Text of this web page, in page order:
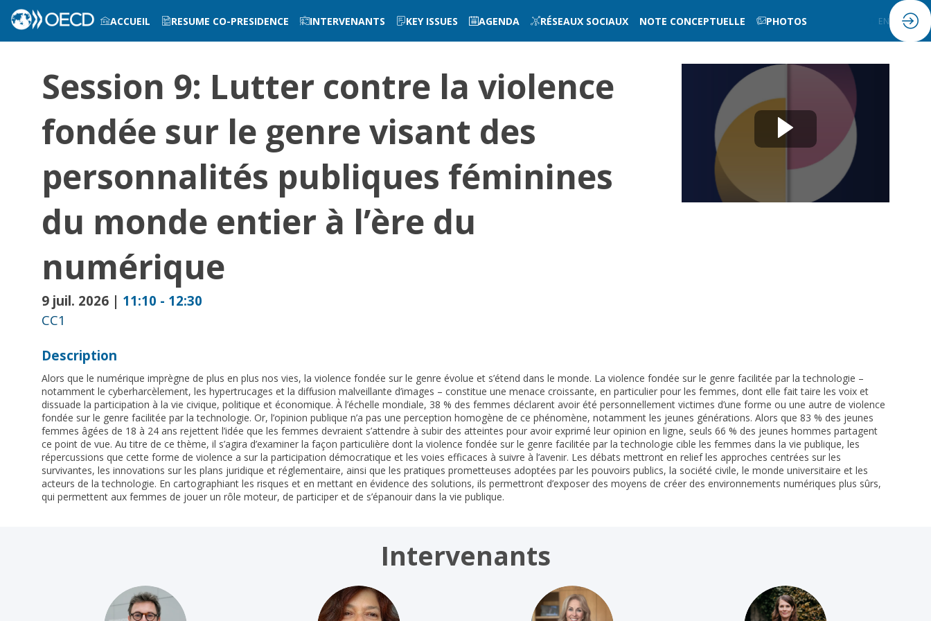
ACCUEIL RESUME CO-PRESIDENCE INTERVENANTS KEY ISSUES AGENDA RÉSEAUX SOCIAUX NOTE CONCEPTUELLE PHOTOS EN
Session 9: Lutter contre la violence
fondée sur le genre visant des
personnalités publiques féminines
du monde entier à l’ère du
numérique
9 juil. 2026 | 11:10 - 12:30
CC1
Description
Alors que le numérique imprègne de plus en plus nos vies, la violence fondée sur le genre évolue et s’étend dans le monde. La violence fondée sur le genre facilitée par la technologie –
notamment le cyberharcèlement, les hypertrucages et la diffusion malveillante d’images – constitue une menace croissante, en particulier pour les femmes, dont elle fait taire les voix et
dissuade la participation à la vie civique, politique et économique. À l’échelle mondiale, 38 % des femmes déclarent avoir été personnellement victimes d’une forme ou une autre de violence
fondée sur le genre facilitée par la technologie. Or, l’opinion publique n’a pas une perception homogène de ce phénomène, notamment les jeunes générations. Alors que 83 % des jeunes
femmes âgées de 18 à 24 ans rejettent l’idée que les femmes devraient s’attendre à subir des atteintes pour avoir exprimé leur opinion en ligne, seuls 66 % des jeunes hommes partagent
ce point de vue. Au titre de ce thème, il s’agira d’examiner la façon particulière dont la violence fondée sur le genre facilitée par la technologie cible les femmes dans la vie publique, les
répercussions que cette forme de violence a sur la participation démocratique et les voies efficaces à suivre à l’avenir. Les débats mettront en relief les approches centrées sur les
survivantes, les innovations sur les plans juridique et réglementaire, ainsi que les pratiques prometteuses adoptées par les pouvoirs publics, la société civile, le monde universitaire et les
acteurs de la technologie. En cartographiant les risques et en mettant en évidence des solutions, ils permettront d’exposer des moyens de créer des environnements numériques plus sûrs,
qui permettent aux femmes de jouer un rôle moteur, de participer et de s’épanouir dans la vie publique.
Intervenants